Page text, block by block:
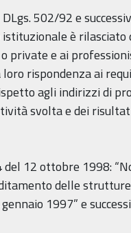
502/92 e
istituzionale è
private e ai
rispondenza ai
agli indirizzi di
svolta e dei
del 12 ottobre 1998:
delle
1997” e